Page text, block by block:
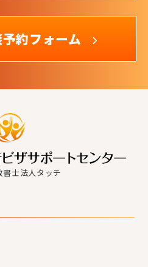
約フォーム
書士法人タッチ